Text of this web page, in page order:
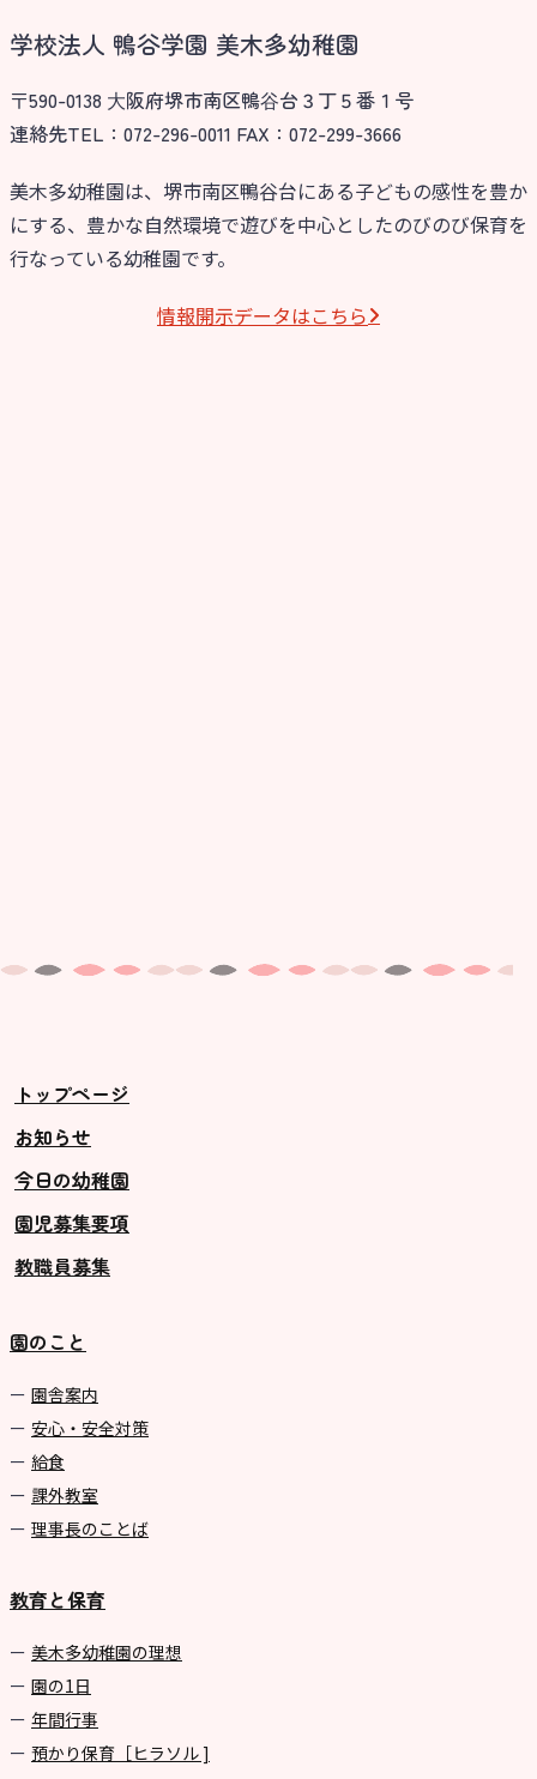
学校法人 鴨谷学園 美木多幼稚園
〒590-0138 ⼤阪府堺市南区鴨⾕台３丁５番１号
連絡先TEL：072-296-0011 FAX：072-299-3666
美木多幼稚園は、堺市南区鴨谷台にある子どもの感性を豊か
にする、豊かな自然環境で遊びを中心としたのびのび保育を
行なっている幼稚園です。
情報開⽰データはこちら
トップページ
お知らせ
今日の幼稚園
園児募集要項
教職員募集
園のこと
園舎案内
安心・安全対策
給食
課外教室
理事長のことば
教育と保育
美⽊多幼稚園の理想
園の1⽇
年間⾏事
預かり保育［ヒラソル ]